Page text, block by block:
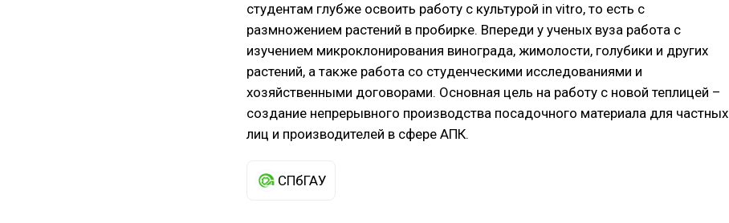
студентам глубже освоить работу с культурой in vitro, то есть с
размножением растений в пробирке. Впереди у ученых вуза работа с
изучением микроклонирования винограда, жимолости, голубики и других
растений, а также работа со студенческими исследованиями и
хозяйственными договорами. Основная цель на работу с новой теплицей –
создание непрерывного производства посадочного материала для частных
лиц и производителей в сфере АПК.
СПбГАУ